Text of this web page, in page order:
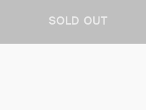
SOLD OUT